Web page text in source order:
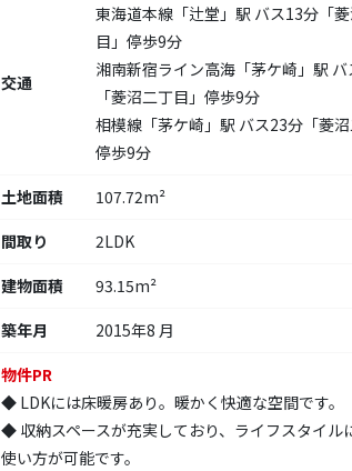
交通
東海道本線「辻堂」駅 バス13分「
目」停歩9分
湘南新宿ライン高海「茅ケ崎」駅
「菱沼二丁目」停歩9分
相模線「茅ケ崎」駅 バス23分「菱沼
停歩9分
土地面積
107.72m²
間取り
2LDK
建物面積
93.15m²
築年月
2015年8 月
物件PR
◆ LDKには床暖房あり。暖かく快適な空間です。
◆ 収納スペースが充実しており、ライフスタイル
使い方が可能です。